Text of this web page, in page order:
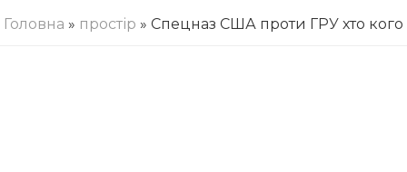
Головна » простір » Спецназ США проти ГРУ хто кого